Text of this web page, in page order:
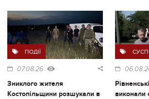
ПОДІЇ
07.08.26
Зниклого жителя
Костопільщини розшукали в
виконали